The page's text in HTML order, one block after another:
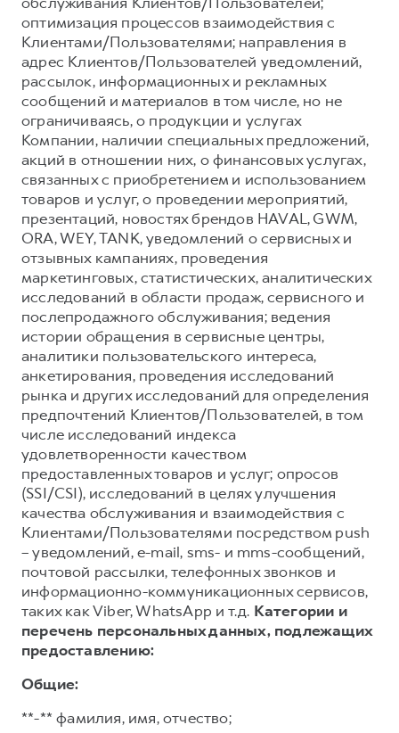
оптимизация процессов взаимодействия с
Клиентами/Пользователями; направления в
адрес Клиентов/Пользователей уведомлений,
рассылок, информационных и рекламных
сообщений и материалов в том числе, но не
ограничиваясь, о продукции и услугах
Компании, наличии специальных предложений,
акций в отношении них, о финансовых услугах,
связанных с приобретением и использованием
товаров и услуг, о проведении мероприятий,
презентаций, новостях брендов HAVAL, GWM,
ORA, WEY, TANK, уведомлений о сервисных и
отзывных кампаниях, проведения
маркетинговых, статистических, аналитических
исследований в области продаж, сервисного и
послепродажного обслуживания; ведения
истории обращения в сервисные центры,
аналитики пользовательского интереса,
анкетирования, проведения исследований
рынка и других исследований для определения
предпочтений Клиентов/Пользователей, в том
числе исследований индекса
удовлетворенности качеством
предоставленных товаров и услуг; опросов
(SSI/CSI), исследований в целях улучшения
качества обслуживания и взаимодействия с
Клиентами/Пользователями посредством push
– уведомлений, e-mail, sms- и mms-сообщений,
почтовой рассылки, телефонных звонков и
информационно-коммуникационных сервисов,
таких как Viber, WhatsApp и т.д. Категории и
перечень персональных данных, подлежащих
предоставлению:
Общие:
**-** фамилия, имя, отчество;